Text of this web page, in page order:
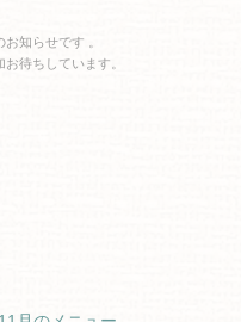
知らせです 。
待ちしています。